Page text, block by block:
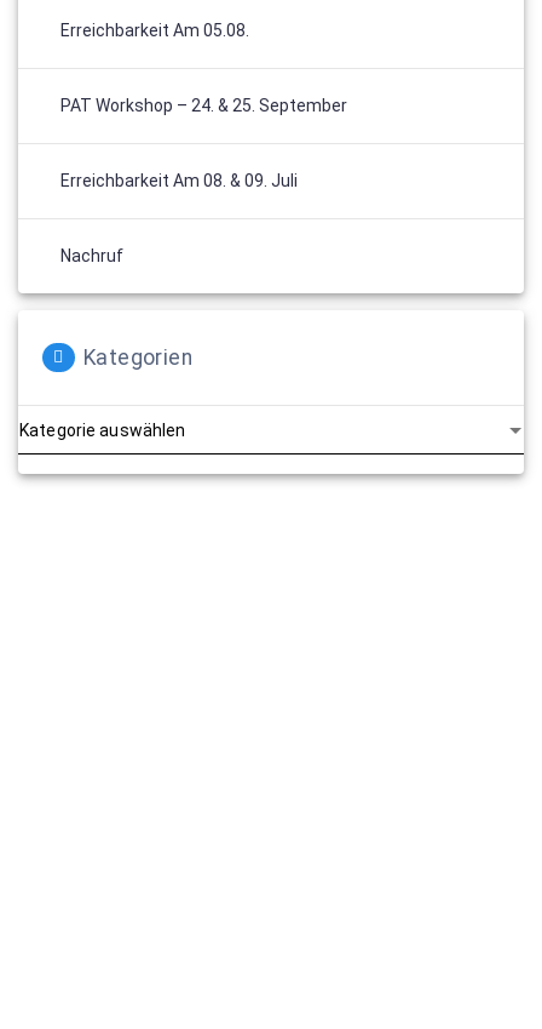
Erreichbarkeit Am 05.08.
PAT Workshop – 24. & 25. September
Erreichbarkeit Am 08. & 09. Juli
Nachruf
Kategorien